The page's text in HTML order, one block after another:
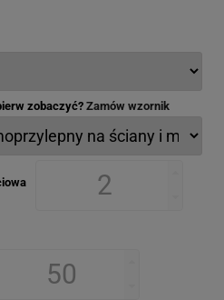
zobaczyć? Zamów wzornik